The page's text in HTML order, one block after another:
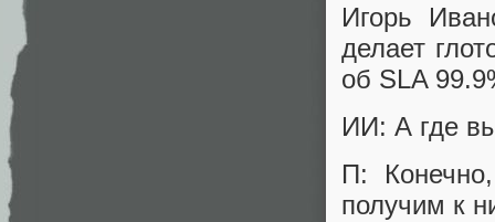
Игорь
делает
об SLA
ИИ: А где
П:
получим к